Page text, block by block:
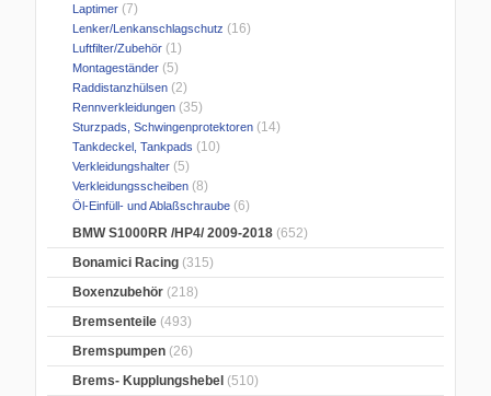
Laptimer (7)
Lenker/Lenkanschlagschutz (16)
Luftfilter/Zubehör (1)
Montageständer (5)
Raddistanzhülsen (2)
Rennverkleidungen (35)
Sturzpads, Schwingenprotektoren (14)
Tankdeckel, Tankpads (10)
Verkleidungshalter (5)
Verkleidungsscheiben (8)
Öl-Einfüll- und Ablaßschraube (6)
BMW S1000RR /HP4/ 2009-2018 (652)
Bonamici Racing (315)
Boxenzubehör (218)
Bremsenteile (493)
Bremspumpen (26)
Brems- Kupplungshebel (510)